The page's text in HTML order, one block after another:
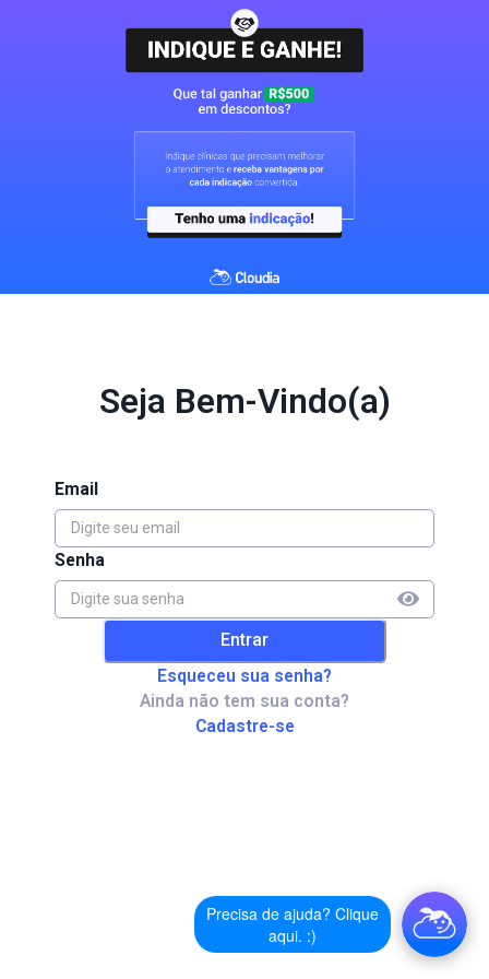
Seja Bem-Vindo(a)
Email
Senha
Entrar
Esqueceu sua senha?
Ainda não tem sua conta?
Cadastre-se
Precisa de ajuda? Clique
aqui. :)